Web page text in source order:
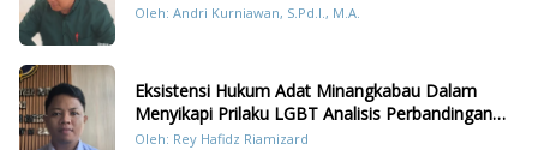
Oleh: Andri Kurniawan, S.Pd.I., M.A.
Eksistensi Hukum Adat Minangkabau Dalam
Menyikapi Prilaku LGBT Analisis Perbandingan
Dengan Hukum Pidana
Oleh: Rey Hafidz Riamizard